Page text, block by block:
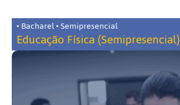
• Bacharel • Semipresencial
Educação Física (Semipresencial)